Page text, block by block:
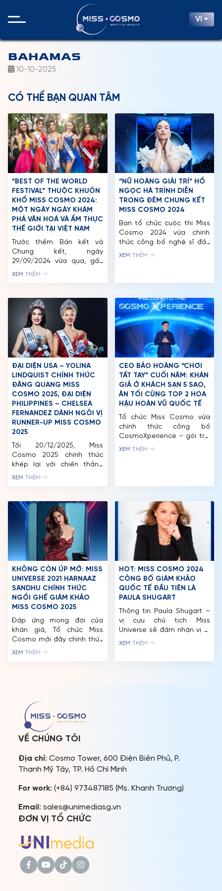
VI
TRANG CHỦ
MCO
CUỘC THI
TIN TỨC & THƯ VIỆN
FAQ
BAHAMAS
10-10-2025
CÓ THỂ BẠN QUAN TÂM
“BEST OF THE WORLD
FESTIVAL” THUỘC KHUÔN
KHỔ MISS COSMO 2024:
MỘT NGÀY NGÀY KHÁM
PHÁ VĂN HOÁ VÀ ẨM THỰC
THẾ GIỚI TẠI VIỆT NAM
Trước thềm Bán kết và
Chung kết, ngày
29/09/2024 vừa qua, gần
60 đại diện của Miss
khó quên khi cùng hòa
mình vào không khí lễ hội
tưng bừng của “Best Of
The World Festival”, do
Gamuda Land đăng cai tổ
chức tại Celadon […]
XEM THÊM
“NỮ HOÀNG GIẢI TRÍ” HỒ
NGỌC HÀ TRÌNH DIỄN
TRONG ĐÊM CHUNG KẾT
MISS COSMO 2024
Ban tổ chức cuộc thi Miss
Cosmo 2024 vừa chính
thức công bố nghệ sĩ đầu
tiên sẽ tham gia biểu diễn
mặt của “nữ hoàng giải trí”
Hồ Ngọc Hà hứa hẹn […]
XEM THÊM
ĐẠI DIỆN USA – YOLINA
LINDQUIST CHÍNH THỨC
ĐĂNG QUANG MISS
COSMO 2025, ĐẠI DIỆN
PHILIPPINES – CHELSEA
FERNANDEZ DÀNH NGÔI VỊ
RUNNER-UP MISS COSMO
2025
Tối 20/12/2025, Miss
Cosmo 2025 chính thức
khép lại với chiến thắng
thuộc về Miss Cosmo USA
“IMPACTFUL CROWN”, biểu
tượng cho thế hệ nhan sắc
mới giàu bản lĩnh và sức
ảnh hưởng. Danh hiệu Á
hậu Miss Cosmo 2025 cùng
“IMPACTFUL TIARA” cũng đã
tìm […]
XEM THÊM
CEO BẢO HOÀNG “CHƠI
TẤT TAY” CUỐI NĂM: KHÁN
GIẢ Ở KHÁCH SẠN 5 SAO,
ĂN TỐI CÙNG TOP 2 HOA
HẬU HOÀN VŨ QUỐC TẾ
Tổ chức Miss Cosmo vừa
chính thức công bố
CosmoXperience – gói trải
nghiệm thành viên đặc
mức gồm Impact, Unicorn,
Premium, Elite và Infinity,
CosmoXperience mang
đến cơ hội […]
XEM THÊM
KHÔNG CÒN ÚP MỞ: MISS
UNIVERSE 2021 HARNAAZ
SANDHU CHÍNH THỨC
NGỒI GHẾ GIÁM KHẢO
MISS COSMO 2025
Đáp ứng mong đợi của
khán giả, Tổ chức Miss
Cosmo mới đây chính thức
công bố Miss Universe 2021
nghĩa đặc biệt, đánh dấu
mối duyên bền chặt […]
XEM THÊM
HOT: MISS COSMO 2024
CÔNG BỐ GIÁM KHẢO
QUỐC TẾ ĐẦU TIÊN LÀ
PAULA SHUGART
Thông tin Paula Shugart –
vị cựu chủ tịch Miss
Universe sẽ đảm nhận vị trí
giám khảo tại Thế vận hội
XEM THÊM
VỀ CHÚNG TÔI
Địa chỉ: Cosmo Tower, 600 Điện Biên Phủ, P.
Thạnh Mỹ Tây, TP. Hồ Chí Minh
For work: (+84) 973487185 (Ms. Khanh Trương)
Email : sales@unimediasg.vn
ĐƠN VỊ TỔ CHỨC